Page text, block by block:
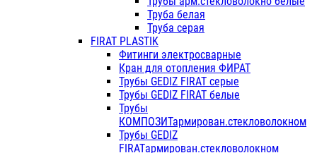
Труба белая
Труба серая
FIRAT PLASTIK
Фитинги электросварные
Кран для отопления ФИРАТ
Трубы GEDIZ FIRAT серые
Трубы GEDIZ FIRAT белые
Трубы
КОМПОЗИТармирован.стекловолокном
Трубы GEDIZ
FIRATармирован.стекловолокном